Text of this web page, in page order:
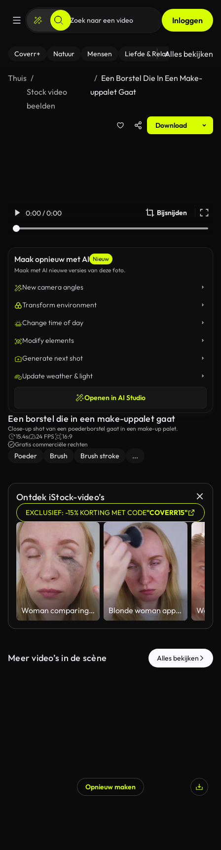
Inloggen
Coverr+ Natuur Mensen Liefde & Relaties - Fitness
Alles bekijken
Thuis
Stock video
beelden
Een Borstel Die In Een Make-
uppalet Gaat
Download
0:00 / 0:00 Bijsnijden
Maak opnieuw met AI Nieuw
Maak met AI nieuwe versies van deze foto.
New camera angles
Transform environment
Change time of day
Modify elements
Generate next shot
Update weather & light
Openen in AI Studio
Een borstel die in een make-uppalet gaat
Close-up shot van een poederborstel gaat in een make-up palet.
15.4s
24 FPS
16:9
Gratis commerciële rechten
Poeder Brush Brush stroke ...
Ontdek iStock-video’s
EXCLUSIEF: -15% KORTING MET CODE"COVERR15"
Woman comparing tubing mascara vs regular cosmetics. Woman showing makeup test with smudge proof thermal product on one eye and blurry panda effect on the other. Blonde woman applying face powder to conceal skin redness, rosacea symptoms, or sunburn. Girl covering up damaged, irritated skin with cosmetic makeup brush.
Meer video’s in de scène Alles bekijken
Opnieuw maken